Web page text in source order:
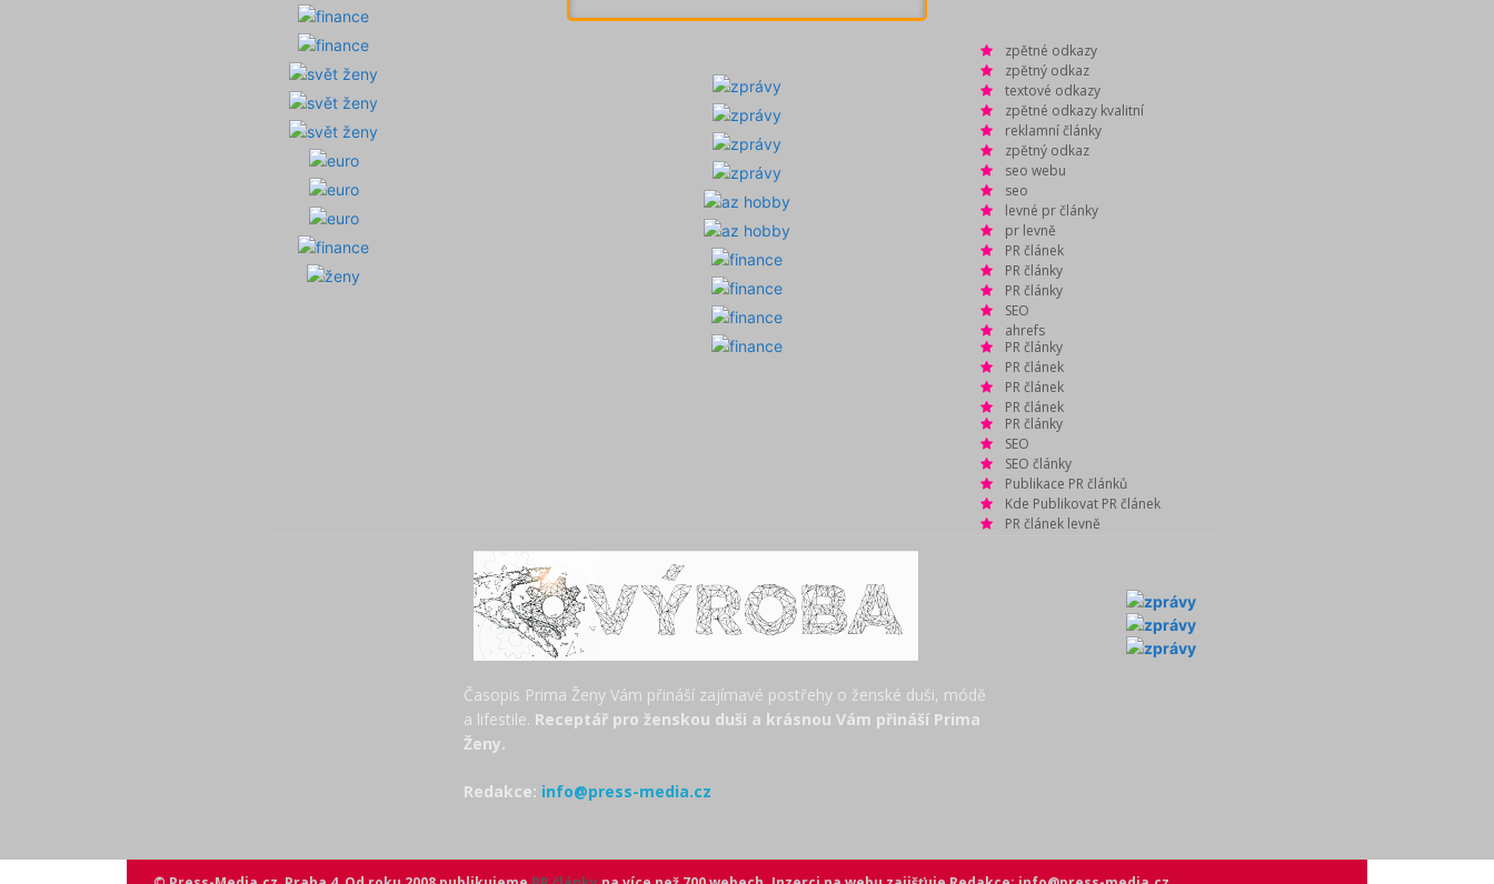
zpětné odkazy
zpětný odkaz
textové odkazy
zpětné odkazy kvalitní
reklamní články
zpětný odkaz
seo webu
seo
levné pr články
pr levně
PR článek
PR články
PR články
SEO
ahrefs
PR články
PR článek
PR článek
PR článek
PR články
SEO
SEO články
Publikace PR článků
Kde Publikovat PR článek
PR článek levně
Časopis Prima Ženy Vám přináší zajímavé postřehy o ženské duši, módě
a lifestile. Receptář pro ženskou duši a krásnou Vám přináší Prima
Ženy.
Redakce: info@press-media.cz